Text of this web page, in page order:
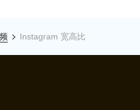
Instagram 宽高比